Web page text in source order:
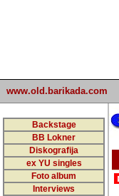
www.old.barikada.com
Backstage
BB Lokner
Diskografija
ex YU singles
Foto album
Interviews